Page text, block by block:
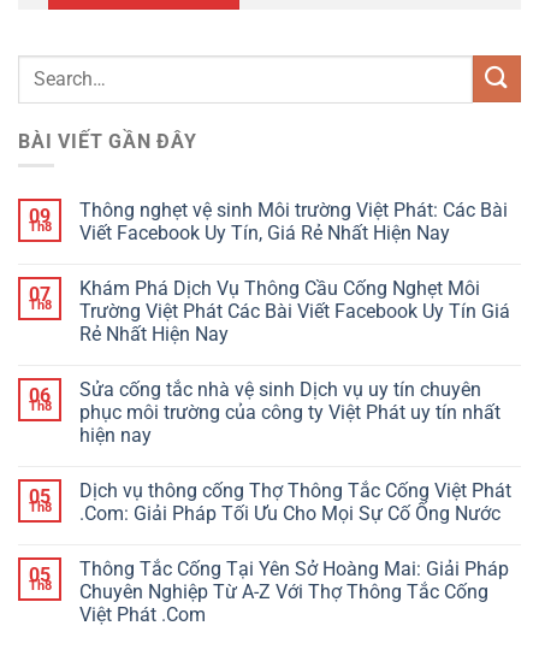
BÀI VIẾT GẦN ĐÂY
09
Th8
Thông nghẹt vệ sinh Môi trường Việt Phát: Các Bài
Viết Facebook Uy Tín, Giá Rẻ Nhất Hiện Nay
07
Th8
Khám Phá Dịch Vụ Thông Cầu Cống Nghẹt Môi
Trường Việt Phát Các Bài Viết Facebook Uy Tín Giá
Rẻ Nhất Hiện Nay
06
Th8
Sửa cống tắc nhà vệ sinh Dịch vụ uy tín chuyên
phục môi trường của công ty Việt Phát uy tín nhất
hiện nay
05
Th8
Dịch vụ thông cống Thợ Thông Tắc Cống Việt Phát
.Com: Giải Pháp Tối Ưu Cho Mọi Sự Cố Ống Nước
05
Th8
Thông Tắc Cống Tại Yên Sở Hoàng Mai: Giải Pháp
Chuyên Nghiệp Từ A-Z Với Thợ Thông Tắc Cống
Việt Phát .Com